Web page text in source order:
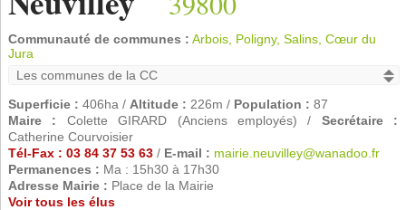
Communauté de communes : Arbois, Poligny, Salins, Cœur du
Jura
Superficie : 406ha / Altitude : 226m / Population : 87
Maire : Colette GIRARD (Anciens employés) / Secrétaire :
Catherine Courvoisier
Tél-Fax : 03 84 37 53 63/ E-mail : mairie.neuvilley@wanadoo.fr
Permanences : Ma : 15h30 à 17h30
Adresse Mairie : Place de la Mairie
Voir tous les élus